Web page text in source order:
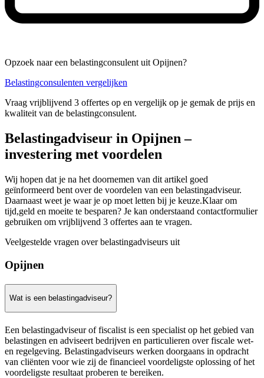
Opzoek naar een belastingconsulent uit Opijnen?
Belastingconsulenten vergelijken
Vraag vrijblijvend 3 offertes op en vergelijk op je gemak de prijs en
kwaliteit van de belastingconsulent.
Belastingadviseur in Opijnen –
investering met voordelen
Wij hopen dat je na het doornemen van dit artikel goed
geïnformeerd bent over de voordelen van een belastingadviseur.
Daarnaast weet je waar je op moet letten bij je keuze.Klaar om
tijd,geld en moeite te besparen? Je kan onderstaand contactformulier
gebruiken om vrijblijvend 3 offertes aan te vragen.
Veelgestelde vragen over belastingadviseurs uit
Opijnen
Wat is een belastingadviseur?
Een belastingadviseur of fiscalist is een specialist op het gebied van
belastingen en adviseert bedrijven en particulieren over fiscale wet-
en regelgeving. Belastingadviseurs werken doorgaans in opdracht
van cliënten voor wie zij de financieel voordeligste oplossing of het
voordeligste resultaat proberen te bereiken.